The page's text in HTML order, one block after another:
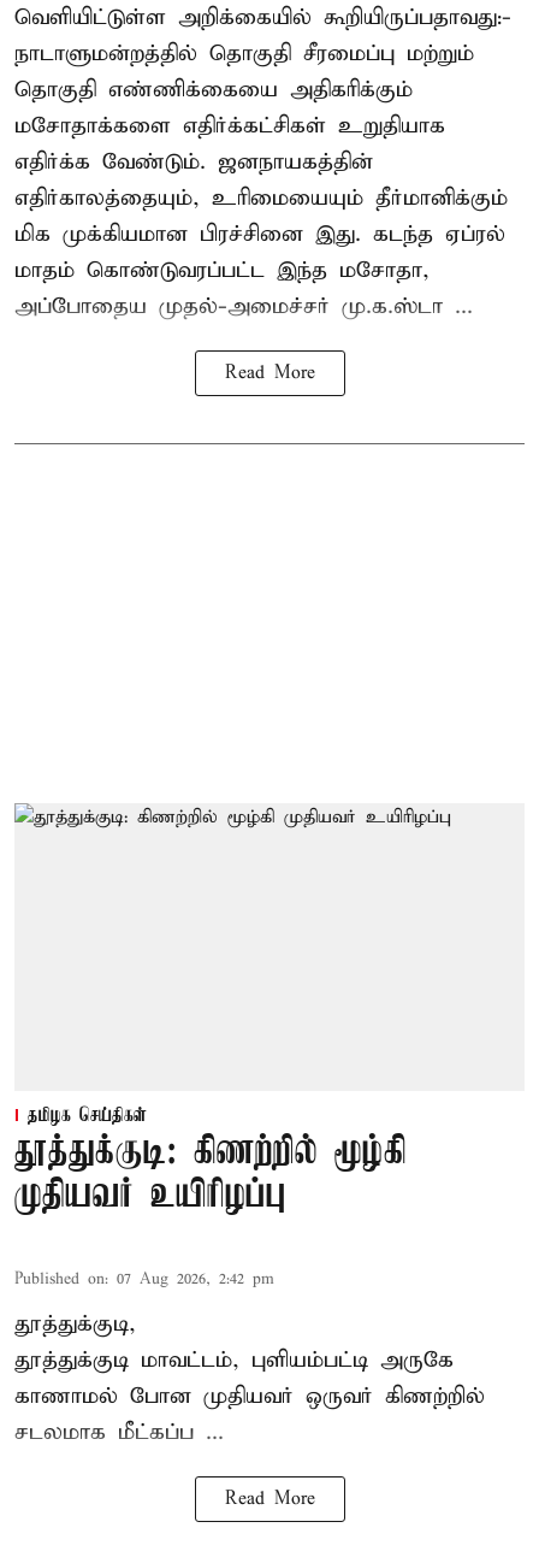
வெளியிட்டுள்ள அறிக்கையில் கூறியிருப்பதாவது:-
நாடாளுமன்றத்தில் தொகுதி சீரமைப்பு மற்றும்
தொகுதி எண்ணிக்கையை அதிகரிக்கும்
மசோதாக்களை எதிர்க்கட்சிகள் உறுதியாக
எதிர்க்க வேண்டும். ஜனநாயகத்தின்
எதிர்காலத்தையும், உரிமையையும் தீர்மானிக்கும்
மிக முக்கியமான பிரச்சினை இது. கடந்த ஏப்ரல்
மாதம் கொண்டுவரப்பட்ட இந்த மசோதா,
அப்போதைய முதல்-அமைச்சர் மு.க.ஸ்டா ...
Read More
தமிழக செய்திகள்
தூத்துக்குடி: கிணற்றில் மூழ்கி
முதியவர் உயிரிழப்பு
Published on: 07 Aug 2026, 2:42 pm
தூத்துக்குடி,
தூத்துக்குடி மாவட்டம், புளியம்பட்டி அருகே
காணாமல் போன முதியவர் ஒருவர் கிணற்றில்
சடலமாக மீட்கப்ப ...
Read More